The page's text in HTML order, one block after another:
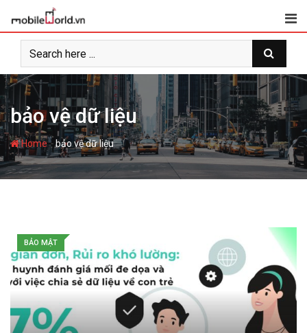
t
o
c
o
n
t
e
bảo vệ dữ liệu
Home-bảo vệ dữ liệu
BẢO MẬT